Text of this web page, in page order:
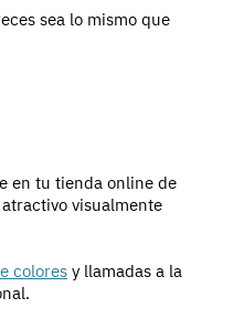
sea lo mismo que
en tu tienda online de
visualmente
colores y llamadas a la